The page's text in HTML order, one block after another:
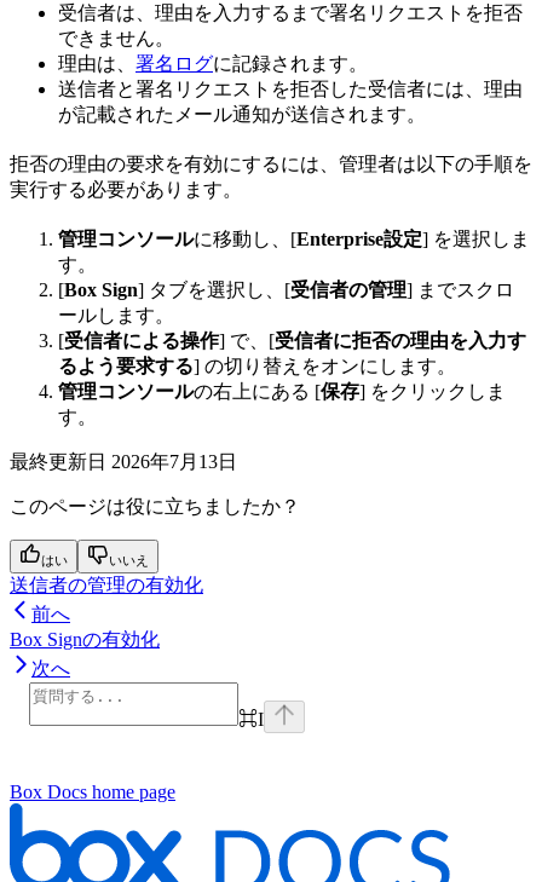
受信者は、理由を入力するまで署名リクエストを拒否
できません。
理由は、 署名ログに記録されます。
送信者と署名リクエストを拒否した受信者には、理由
が記載されたメール通知が送信されます。
拒否の理由の要求を有効にするには、管理者は以下の手順を
実行する必要があります。
管理コンソールに移動し、[Enterprise設定] を選択しま
す。
[Box Sign] タブを選択し、[受信者の管理] までスクロ
ールします。
[受信者による操作] で、[受信者に拒否の理由を入力す
るよう要求する] の切り替えをオンにします。
管理コンソールの右上にある [保存] をクリックしま
す。
最終更新日 2026年7月13日
このページは役に立ちましたか？
はい いいえ
送信者の管理の有効化
前へ
Box Signの有効化
次へ
⌘I
Box Docs home page